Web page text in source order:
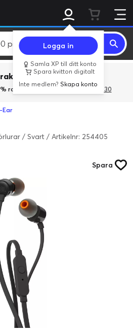
Logga in
Samla XP till ditt konto
Spara kvitton digitalt
Inte medlem?Skapa konto
över 800 kr.
rabatt med rabattkoden 3Gives30
Ear
/ Svart / Artikelnr: 254405
Spara